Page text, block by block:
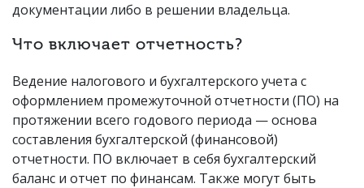
документации либо в решении владельца.
Что включает отчетность?
Ведение налогового и бухгалтерского учета с
оформлением промежуточной отчетности (ПО) на
протяжении всего годового периода — основа
составления бухгалтерской (финансовой)
отчетности. ПО включает в себя бухгалтерский
баланс и отчет по финансам. Также могут быть